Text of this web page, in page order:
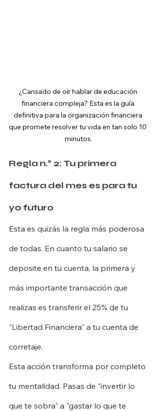
¿Cansado de oír hablar de educación
financiera compleja? Esta es la guía
definitiva para la organización financiera
que promete resolver tu vida en tan solo 10
minutos.
Regla n.° 2: Tu primera
factura del mes es para tu
yo futuro
Esta es quizás la regla más poderosa
de todas. En cuanto tu salario se
deposite en tu cuenta, la primera y
más importante transacción que
realizas es transferir el 25% de tu
"Libertad Financiera" a tu cuenta de
corretaje.
Esta acción transforma por completo
tu mentalidad. Pasas de "invertir lo
que te sobra" a "gastar lo que te